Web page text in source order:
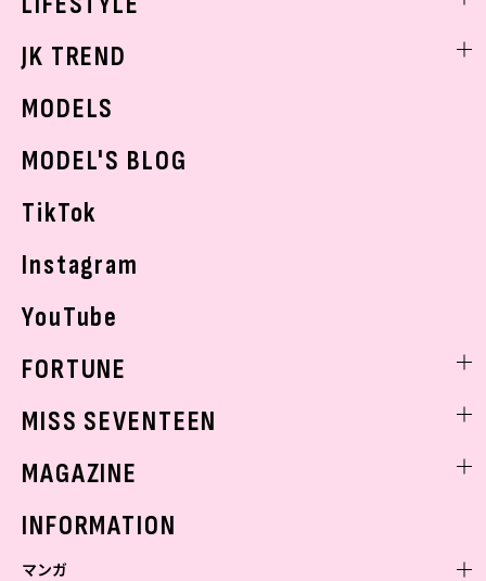
ボディケア
学校ヘアメイク
K-POP
モデルの購入品
JK TREND
MODELS
MODEL'S BLOG
TikTok
Instagram
YouTube
FORTUNE
MISS SEVENTEEN
MAGAZINE
INFORMATION
マンガ